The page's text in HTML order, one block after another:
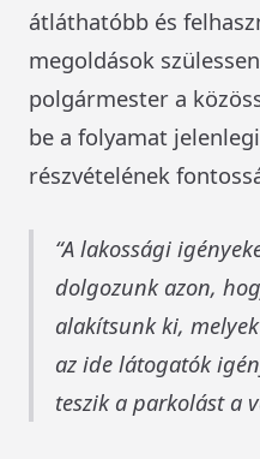
átláthatóbb és
megoldások
polgármester a
be a folyamat
részvételének
A lakossági
dolgozunk azon,
alakítsunk ki,
az ide látogatók
teszik a parkolást a